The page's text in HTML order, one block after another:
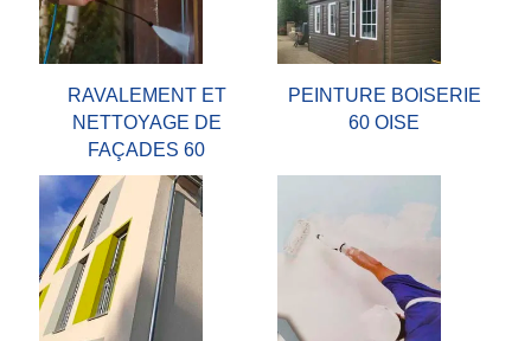
RAVALEMENT ET
NETTOYAGE DE
FAÇADES 60
PEINTURE BOISERIE
60 OISE